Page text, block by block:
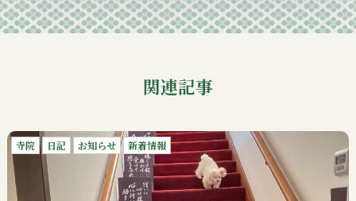
関連記事
寺院 日記 お知らせ 新着情報